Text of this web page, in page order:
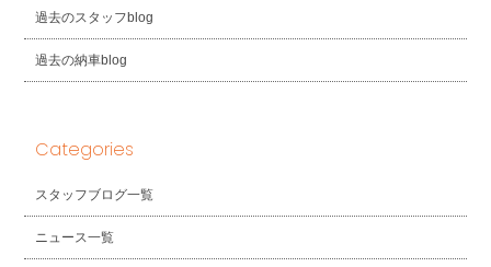
過去のスタッフblog
過去の納車blog
Categories
スタッフブログ一覧
ニュース一覧